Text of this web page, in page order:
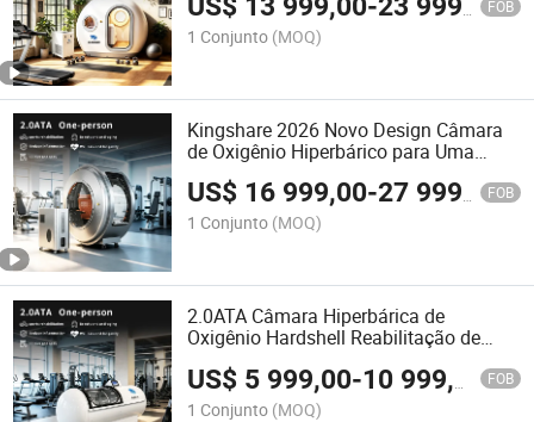
US$ 13 999,00-23 999,00 FOB
1 Conjunto (MOQ)
Kingshare 2026 Novo Design Câmara
de Oxigênio Hiperbárico para Uma
Pessoa com Sistema de Bibs
Certificado CE ISO Ukca
US$ 16 999,00-27 999,00 FOB
1 Conjunto (MOQ)
2.0ATA Câmara Hiperbárica de
Oxigênio Hardshell Reabilitação de
Câncer
US$ 5 999,00-10 999,00 FOB
1 Conjunto (MOQ)